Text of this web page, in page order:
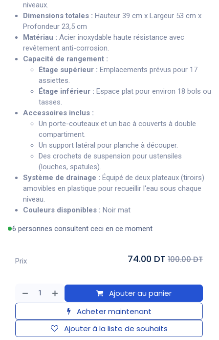
niveaux.
Dimensions totales : Hauteur 39 cm x Largeur 53 cm x
Profondeur 23,5 cm
Matériau : Acier inoxydable haute résistance avec
revêtement anti-corrosion.
Capacité de rangement :
Étage supérieur : Emplacements prévus pour 17
assiettes.
Étage inférieur : Espace plat pour environ 18 bols ou
tasses.
Accessoires inclus :
Un porte-couteaux et un bac à couverts à double
compartiment.
Un support latéral pour planche à découper.
Des crochets de suspension pour ustensiles
(louches, spatules).
Système de drainage : Équipé de deux plateaux (tiroirs)
amovibles en plastique pour recueillir l'eau sous chaque
niveau.
Couleurs disponibles : Noir mat
6 personnes consultent ceci en ce moment
Ajouter au panier
Acheter maintenant
Ajouter à la liste de souhaits
Prix 74.00 DT 100.00 DT